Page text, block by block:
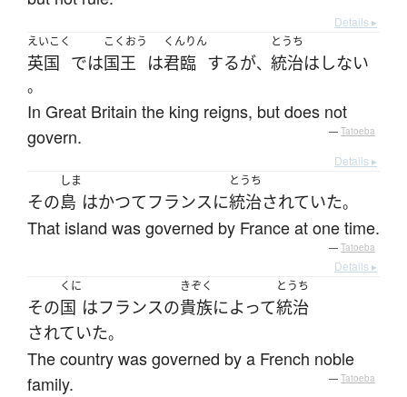
Details ▸
えいこく
英国 では
こくおう
国王 は
くんりん
君臨 するが、
とうち
統治は しない
。
In Great Britain the king reigns, but does not
govern.
— Tatoeba
Details ▸
その
しま
島 はかつてフランスに
とうち
統治されていた。
That island was governed by France at one time.
— Tatoeba
Details ▸
その
くに
国 はフランスの
きぞく
貴族によって
とうち
統治
されていた。
The country was governed by a French noble
family.
— Tatoeba